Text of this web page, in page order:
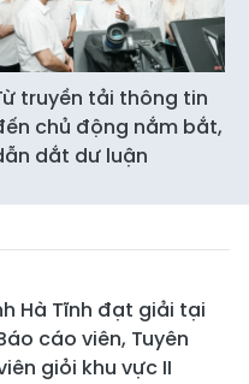
truyền tải thông tin
chủ động nắm bắt,
dắt dư luận
Hà Tĩnh đạt giải tại
cáo viên, Tuyên
giỏi khu vực II